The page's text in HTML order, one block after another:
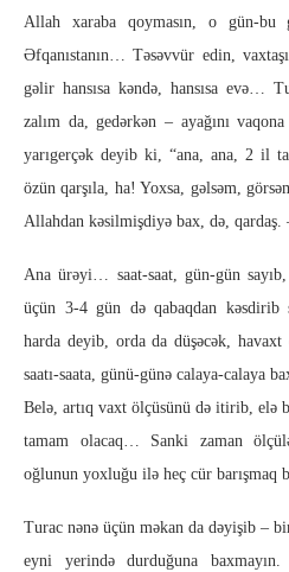
Allah xaraba qoymasın, o gün-
Əfqanıstanın… Təsəvvür edin,
gəlir hansısa kəndə, hansısa evə…
zalım da, gedərkən – ayağını
yarıgerçək deyib ki, “ana, ana, 2 il
özün qarşıla, ha! Yoxsa, gəlsəm,
Allahdan kəsilmişdiyə bax, də,
Ana ürəyi… saat-saat, gün-gün
üçün 3-4 gün də qabaqdan kəsdirib
harda deyib, orda da düşəcək,
saatı-saata, günü-günə calaya-calaya
Belə, artıq vaxt ölçüsünü də itirib,
tamam olacaq… Sanki zaman
oğlunun yoxluğu ilə heç cür
Turac nənə üçün məkan da dəyişib –
eyni yerində durduğuna baxmayın.